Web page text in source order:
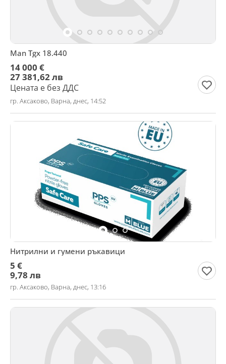
Man Tgx 18.440
14 000 €
27 381,62 лв
Цената е без ДДС
гр. Аксаково, Варна, днес, 14:52
Нитрилни и гумени ръкавици
5 €
9,78 лв
гр. Аксаково, Варна, днес, 13:16